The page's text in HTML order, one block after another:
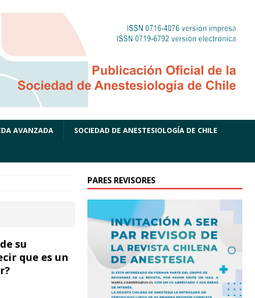
AVANZADA SOCIEDAD DE ANESTESIOLOGÍA DE CHILE
su
que es un
PARES REVISORES